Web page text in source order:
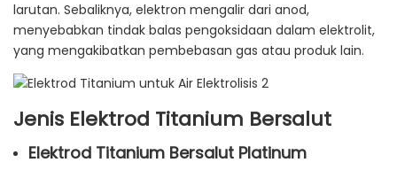
larutan. Sebaliknya, elektron mengalir dari anod,
menyebabkan tindak balas pengoksidaan dalam elektrolit,
yang mengakibatkan pembebasan gas atau produk lain.
Jenis Elektrod Titanium Bersalut
Elektrod Titanium Bersalut Platinum